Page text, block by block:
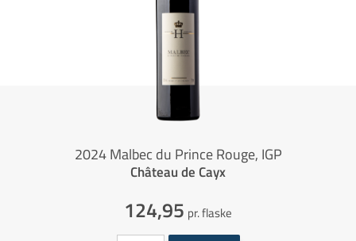
2024 Malbec du Prince Rouge, IGP
Château de Cayx
124,95 pr. flaske